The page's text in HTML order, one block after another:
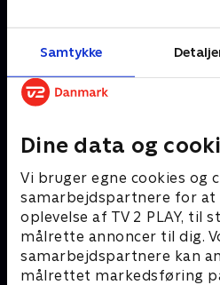
Samtykke
Dine data og
Vi bruger egne cookies og
samarbejdspartnere for at
oplevelse af TV 2 PLAY, til
målrette annoncer til dig.
samarbejdspartnere kan
målrettet markedsføring
Julelys for millioner
2022 • Livsstil • 46 min